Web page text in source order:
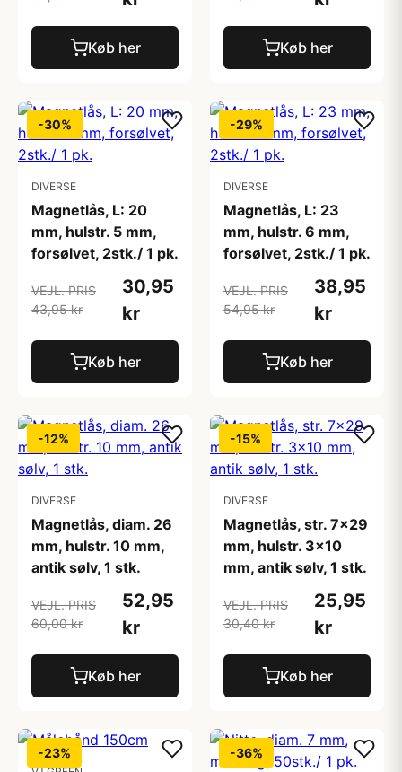
Køb her Køb her
-30%
DIVERSE
Magnetlås, L: 20
mm, hulstr. 5 mm,
forsølvet, 2stk./ 1 pk.
VEJL. PRIS
43,95 kr
30,95
kr
Køb her
-29%
DIVERSE
Magnetlås, L: 23
mm, hulstr. 6 mm,
forsølvet, 2stk./ 1 pk.
VEJL. PRIS
54,95 kr
38,95
kr
Køb her
-12%
DIVERSE
Magnetlås, diam. 26
mm, hulstr. 10 mm,
antik sølv, 1 stk.
VEJL. PRIS
60,00 kr
52,95
kr
Køb her
-15%
DIVERSE
Magnetlås, str. 7x29
mm, hulstr. 3x10
mm, antik sølv, 1 stk.
VEJL. PRIS
30,40 kr
25,95
kr
Køb her
-23% -36%